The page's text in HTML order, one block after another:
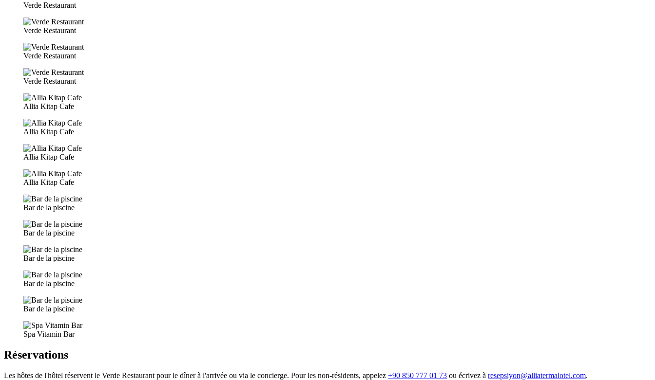
Verde Restaurant
Verde Restaurant
Verde Restaurant
Verde Restaurant
Allia Kitap Cafe
Allia Kitap Cafe
Allia Kitap Cafe
Allia Kitap Cafe
Bar de la piscine
Bar de la piscine
Bar de la piscine
Bar de la piscine
Bar de la piscine
Spa Vitamin Bar
Réservations
Les hôtes de l'hôtel réservent le Verde Restaurant pour le dîner à l'arrivée ou via le concierge. Pour les non-résidents, appelez +90 850 777 01 73 ou écrivez à resepsiyon@alliatermalotel.com.